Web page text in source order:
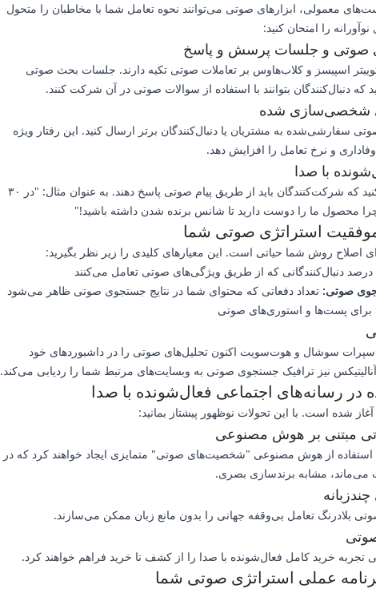
معمولی، ابزارهای صوتی می‌توانند نحوه تعامل شما با مخاطبان را متحول
را امتحان کنید:
صوتی و جلسات پرسش و پاسخ
توییتر اسپیسز و کلاب‌هاوس بر تعاملات صوتی تکیه دارند. جلسات بحث صوتی
که دنبال‌کنندگان بتوانند با استفاده از سوالات صوتی در آن شرکت کنند.
شخصی‌سازی شده
سفارشی‌شده به مشتریان یا دنبال‌کنندگان برتر ارسال کنید. این رفتار ویژه
و نرخ تعامل را افزایش دهد.
با صدا
چالش‌هایی ایجاد کنید که شرکت‌کنندگان باید از طریق پیام صوتی پاسخ دهند. به عنوان مثال: "در ۳۰
چرا محصول ما را دوست دارید تا شانس برنده شدن داشته باشید!"
موفقیت استراتژی صوتی شما
اصلاح روش شما حیاتی است. این معیارهای کلیدی را زیر نظر بگیرید:
درصد دنبال‌کنندگانی که از طریق ویژگی‌های صوتی تعامل می‌کنند
صوتی: تعداد دفعاتی که محتوای شما در نتایج جستجوی صوتی ظاهر می‌شود
برای پست‌ها و استوری‌های صوتی
اسپرات سوشال و هوت‌سویت اکنون تحلیل‌های صوتی را در داشبوردهای خود
آنالیتیکس نیز ترافیک جستجوی صوتی به وبسایت‌های مرتبط شما را ردیابی می‌کند.
در رسانه‌های اجتماعی فعال‌شونده با صدا
شده است. با این تحولات نوظهور پیشتاز بمانید:
مبتنی بر هوش مصنوعی
استفاده از هوش مصنوعی "شخصیت‌های صوتی" متمایزی ایجاد خواهند کرد که در
می‌ماند، مشابه برندسازی بصری.
بلادرنگ تعامل بی‌وقفه جهانی را بدون مانع زبان ممکن می‌سازند.
تجربه خرید کامل فعال‌شونده با صدا را از کشف تا خرید فراهم خواهند کرد.
عملی استراتژی صوتی شما